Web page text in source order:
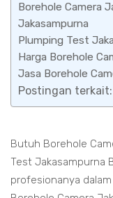
Borehole Camera
Jakasampurna
Plumping Test
Harga Borehole
Jasa Borehole
Postingan terkait:
Butuh Borehole
Test Jakasampurna
profesionanya